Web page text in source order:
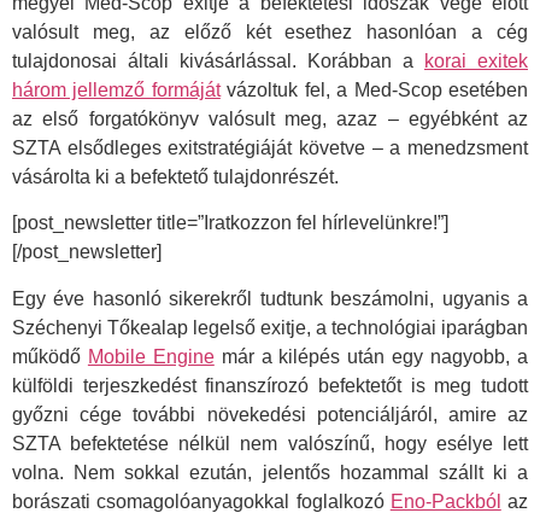
valósult meg, az előző két esethez hasonlóan a cég
tulajdonosai általi kivásárlással. Korábban a
korai exitek
három jellemző formájátvázoltuk fel, a Med-Scop esetében
az első forgatókönyv valósult meg, azaz – egyébként az
SZTA elsődleges exitstratégiáját követve – a menedzsment
vásárolta ki a befektető tulajdonrészét.
[post_newsletter title=”Iratkozzon fel hírlevelünkre!”]
[/post_newsletter]
Egy éve hasonló sikerekről tudtunk beszámolni, ugyanis a
Széchenyi Tőkealap legelső exitje, a technológiai iparágban
működő Mobile Enginemár a kilépés után egy nagyobb, a
külföldi terjeszkedést finanszírozó befektetőt is meg tudott
győzni cége további növekedési potenciáljáról, amire az
SZTA befektetése nélkül nem valószínű, hogy esélye lett
volna. Nem sokkal ezután, jelentős hozammal szállt ki a
borászati csomagolóanyagokkal foglalkozó Eno-Packból az